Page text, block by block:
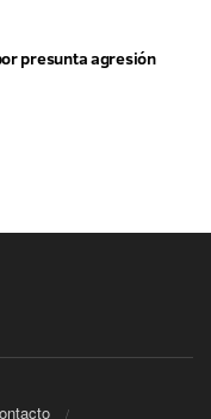
presunta agresión